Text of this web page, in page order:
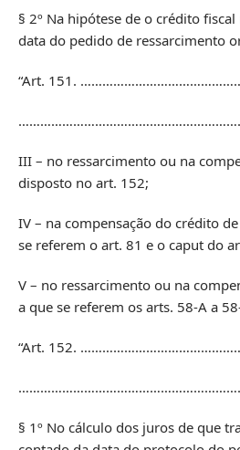
§ 2º Na hipótese de o crédito
data do pedido de ressarcimento
“Art. 151.
III – no ressarcimento ou na
disposto no art. 152;
IV – na compensação do crédito
se referem o art. 81 e o caput do
V – no ressarcimento ou na
a que se referem os arts. 58-A a 58-
“Art. 152.
§ 1º No cálculo dos juros de que